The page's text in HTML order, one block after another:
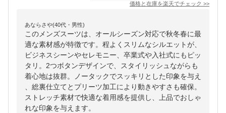
価格と在庫を楽天でチェック >>
あならさや(40代・男性)
このメンズスーツは、オールシーズン対応で秋冬春に最
適な素材感が特徴です。程よくスリムなシルエットが、
ビジネスシーンやセレモニー、卒業式や入社式にもピッ
タリ。2つボタンデザインで、スタイリッシュながらも
着心地は抜群。ノータックでスッキリとした印象を与え
、総裏仕立てとプリーツ加工により動きやすさも確保。
ストレッチ素材で快適な着用感を提供し、上品でおしゃ
れな印象を与えます。